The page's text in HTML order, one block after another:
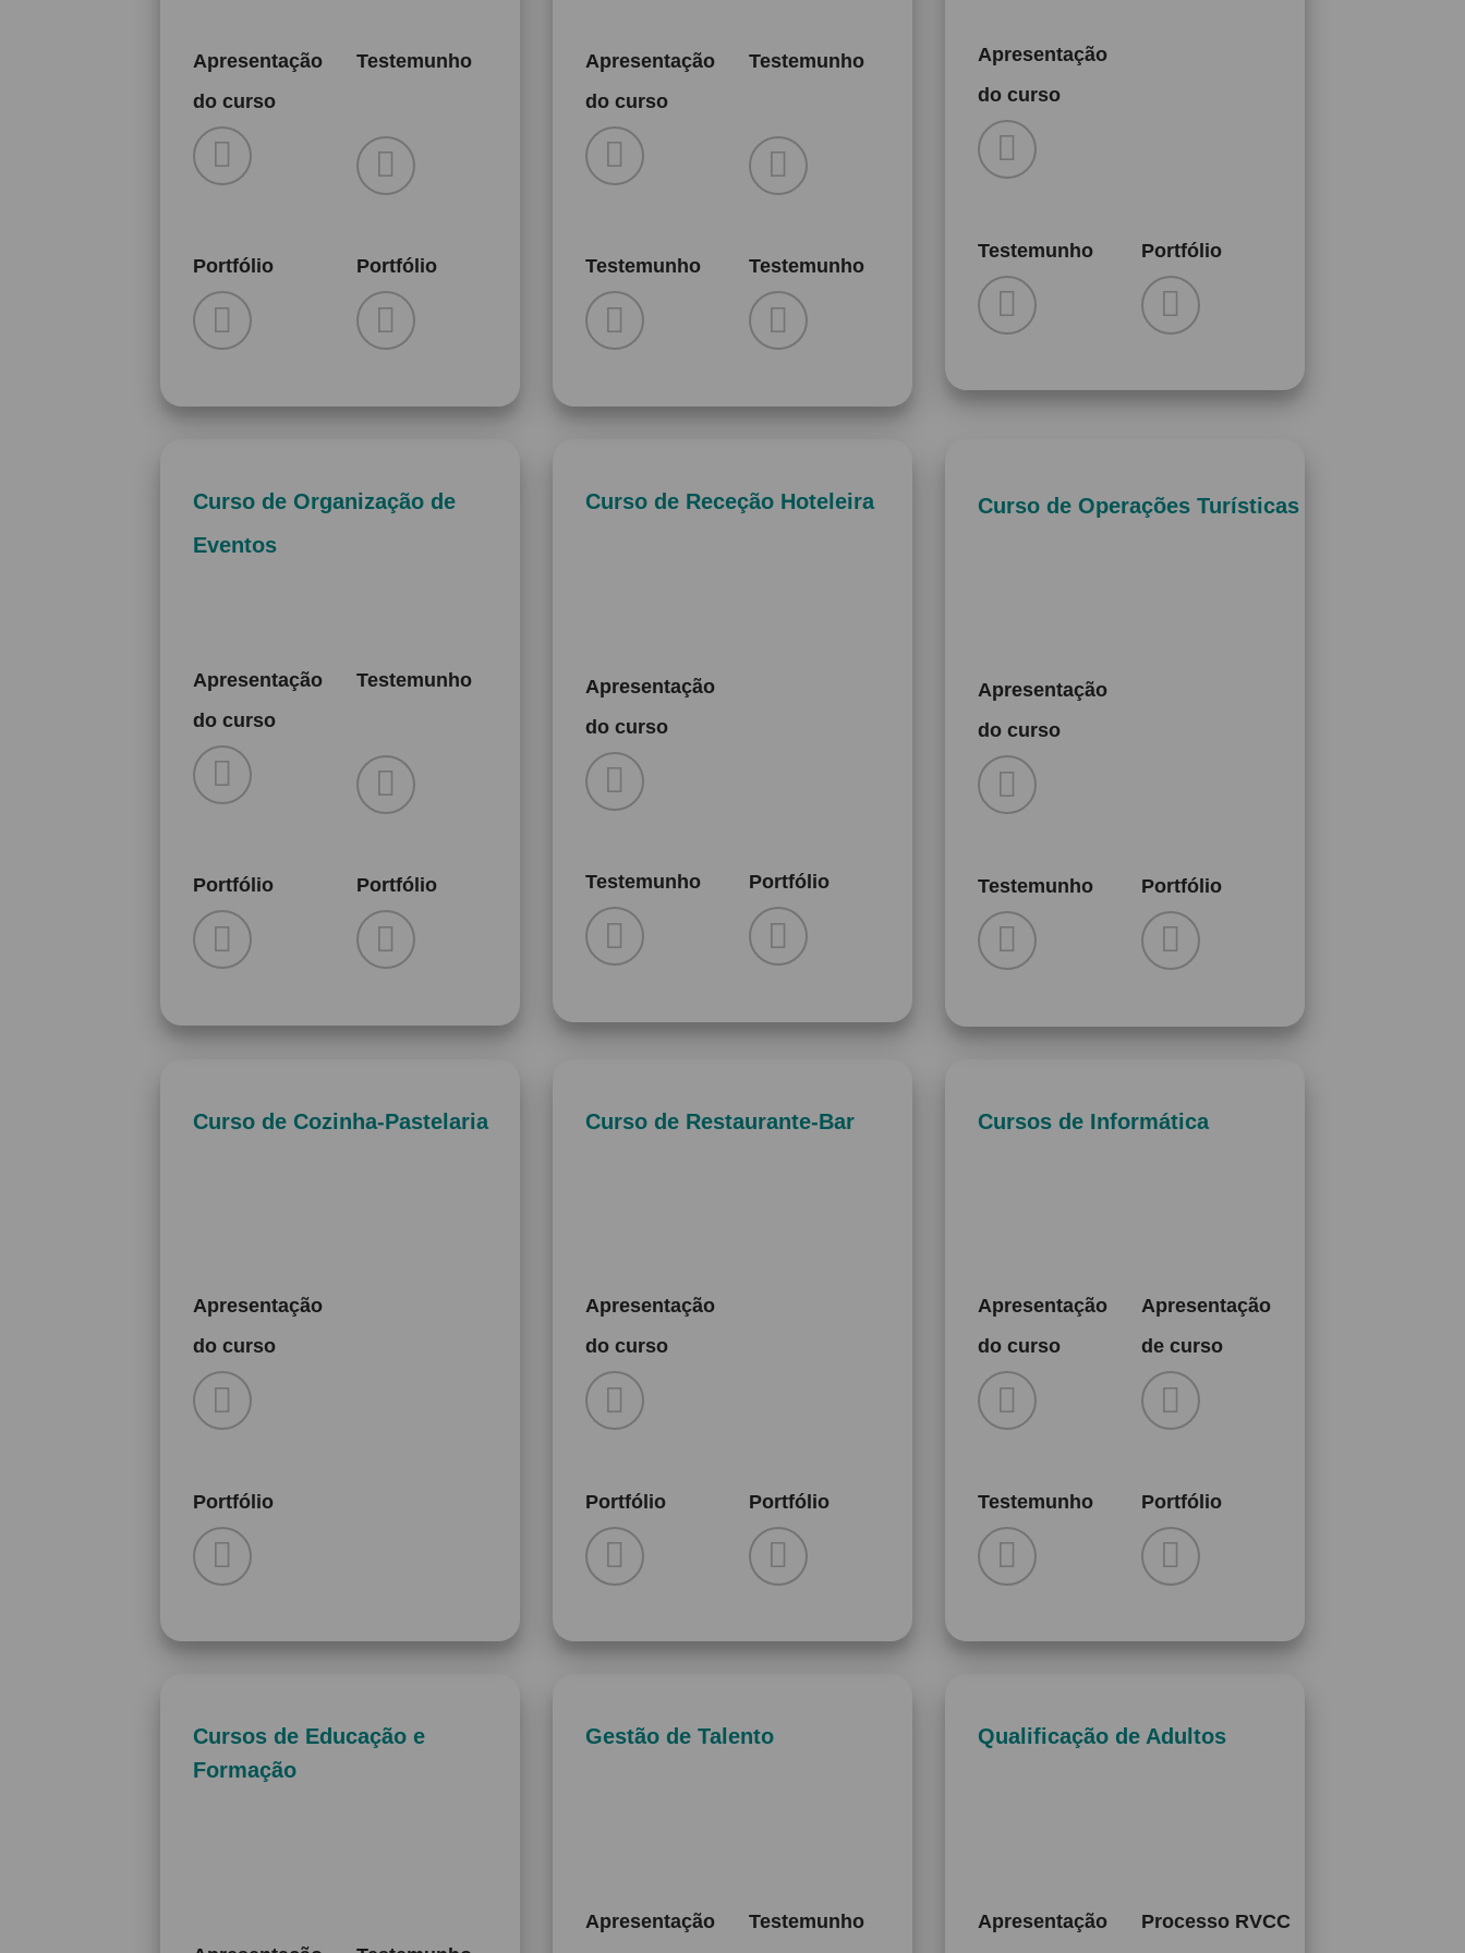
Apresentação
do curso
Testemunho
Portfólio Portfólio
Apresentação
do curso
Testemunho
Testemunho Testemunho
Apresentação
do curso
Testemunho Portfólio
Curso de Organização de
Eventos
Apresentação
do curso
Testemunho
Portfólio Portfólio
Curso de Receção Hoteleira
Apresentação
do curso
Testemunho Portfólio
Curso de Operações Turísticas
Apresentação
do curso
Testemunho Portfólio
Curso de Cozinha-Pastelaria
Apresentação
do curso
Portfólio
Curso de Restaurante-Bar
Apresentação
do curso
Portfólio Portfólio
Cursos de Informática
Apresentação
do curso
Apresentação
de curso
Testemunho Portfólio
Cursos de Educação e
Formação
Gestão de Talento
Apresentação Testemunho
Qualificação de Adultos
Apresentação Processo RVCC